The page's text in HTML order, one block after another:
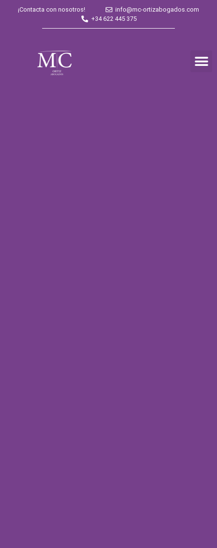
¡Contacta con nosotros!
info@mc-ortizabogados.com
+34 622 445 375